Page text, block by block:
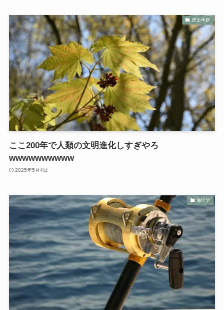
歴史考察
ここ200年で人類の文明進化しすぎやろ
wwwwwwwwww
2025年5月4日
海洋学